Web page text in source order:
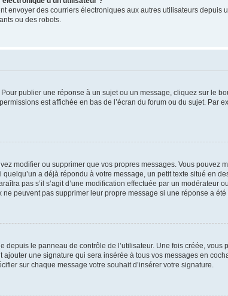
envoyer des courriers électroniques aux autres utilisateurs depuis
ou des robots.
publier une réponse à un sujet ou un message, cliquez sur le
est affichée en bas de l’écran du forum ou du sujet. Par
modifier ou supprimer que vos propres messages. Vous pouvez
a déjà répondu à votre message, un petit texte situé en
pas s’il s’agit d’une modification effectuée par un modérateur
peuvent pas supprimer leur propre message si une réponse a été
le panneau de contrôle de l’utilisateur. Une fois créée,
une signature qui sera insérée à tous vos messages en
sur chaque message votre souhait d’insérer votre signature.